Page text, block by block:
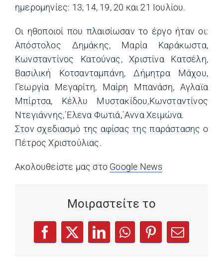
ημερομηνίες: 13, 14, 19, 20 και 21 Ιουλίου.
Οι ηθοποιοί που πλαισίωσαν το έργο ήταν οι:
Απόστολος Δημάκης, Μαρία Καράκωστα,
Κωνσταντίνος Κατούνας, Χριστίνα Κατσέλη,
Βασιλική Κοτσανταμπάνη, Δήμητρα Μάχου,
Γεωργία Μεγαρίτη, Μαίρη Μπανάση, Αγλαϊα
Μπίρτσα, Κέλλυ Μυστακίδου,Κωνσταντίνος
Ντεγιάννης,΄Ελενα Φωτιά,΄Αννα Χειμώνα.
Στον σχεδιασμό της αφίσας της παράστασης ο
Πέτρος Χριστούλιας.
Ακολουθείστε μας στο Google News
Μοιραστείτε το
Facebook
(opens in a new tab)
X
(opens in a new tab)
LinkedIn
(opens in a new tab)
WhatsApp
(opens in a new tab)
Pinterest
(opens in a
Email